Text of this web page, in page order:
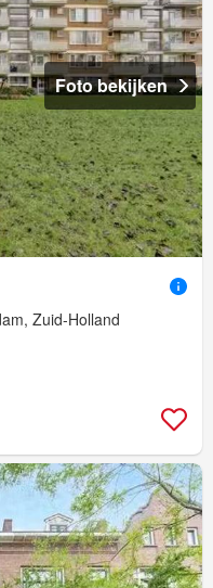
Foto bekijken
Zuid-Holland